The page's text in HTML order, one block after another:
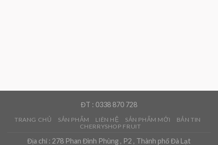
ĐT : 0338 870 728
TRANG CHỦ SẢN PHẨM LIÊN HỆ SẢN PHẨM MỚI
BẢN TIN
CHERRYSHOP FRUIT
Địa chỉ : 278 Phan Đình Phùng , P2 , Thành phố Đà Lạt